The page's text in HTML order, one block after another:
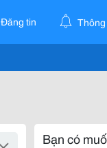
Đăng tin
Bạn có